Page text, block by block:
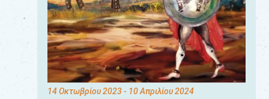
14 Οκτωβρίου 2023- 10 Απριλίου 2024